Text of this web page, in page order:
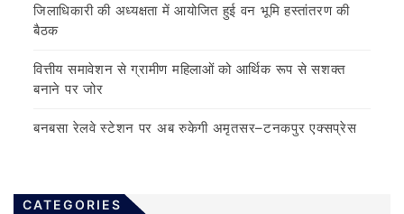
जिलाधिकारी की अध्यक्षता में आयोजित हुई वन भूमि हस्तांतरण की
बैठक
वित्तीय समावेशन से ग्रामीण महिलाओं को आर्थिक रूप से सशक्त
बनाने पर जोर
बनबसा रेलवे स्टेशन पर अब रुकेगी अमृतसर–टनकपुर एक्सप्रेस
CATEGORIES